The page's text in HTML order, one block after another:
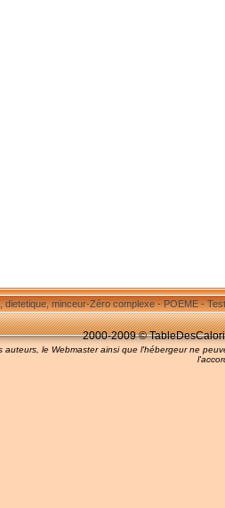
minceur-Zéro complexe-POEME-
2000-2009 ©
le Webmaster ainsi que l'hébergeur ne